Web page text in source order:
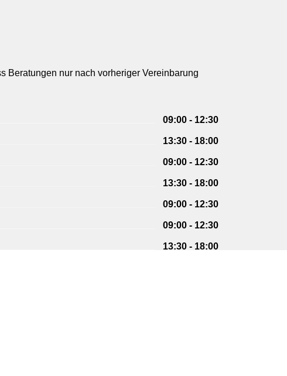
Beratungen nur nach vorheriger Vereinbarung
09:00 - 12:30
13:30 - 18:00
09:00 - 12:30
13:30 - 18:00
09:00 - 12:30
09:00 - 12:30
13:30 - 18:00